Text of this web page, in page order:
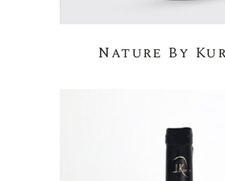
Nature By